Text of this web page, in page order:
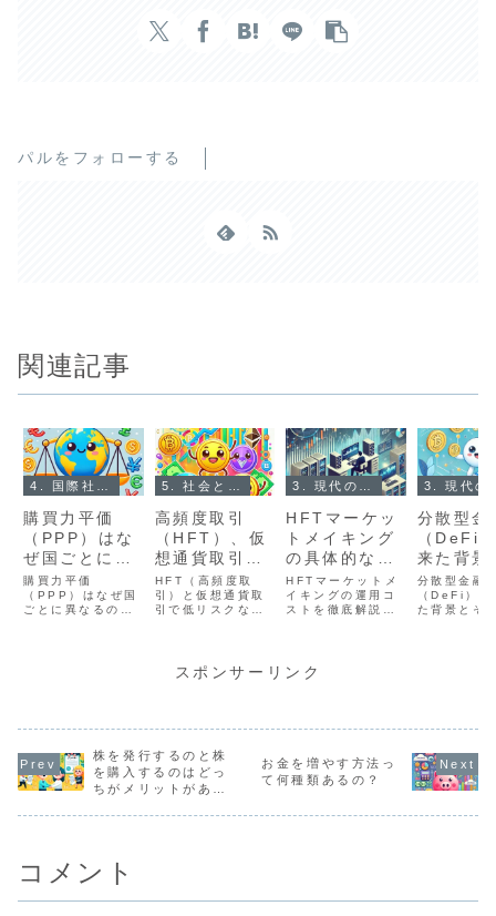
パルをフォローする
関連記事
購買力平価
（PPP）はな
ぜ国ごとに違
うの？国が意
図的に上げた
り下げたりは
購買力平価
（PPP）はなぜ国
ごとに異なるの
高頻度取引
（HFT）、仮
想通貨取引で
低リスクで利
益を得る方法
は？
HFT（高頻度取
引）と仮想通貨取
引で低リスクな収
グ、マーケットメ
イキングなどの具
HFTマーケッ
トメイキング
の具体的な運
用コストは？
HFTマーケットメ
イキングの運用コ
ストを徹底解説。
ど主要コストと収
益性を最大化する
分散型金
（DeFi
来た背景
そのメカ
ムは？
分散型金融
（DeFi）が
た背景とそ
スポンサーリンク
株を発行するのと株
を購入するのはどっ
ちがメリットがある
お金を増やす方法っ
て何種類あるの？
コメント